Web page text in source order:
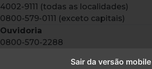
4002-9111 (todas as localidades)
0800-579-0111 (exceto capitais)
Ouvidoria
0800-570-2288
Sair da versão mobile
Cartões aceitos